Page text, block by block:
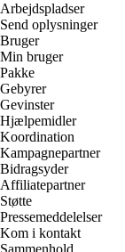
Arbejdspladser
Send oplysninger
Bruger
Min bruger
Pakke
Gebyrer
Gevinster
Hjælpemidler
Koordination
Kampagnepartner
Bidragsyder
Affiliatepartner
Støtte
Pressemeddelelser
Kom i kontakt
Sammenhold